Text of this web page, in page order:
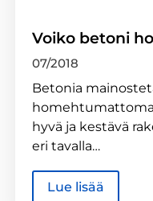
Voiko betoni
07/2018
Betonia
hyvä ja kestävä
eri tavalla…
Lue lisää